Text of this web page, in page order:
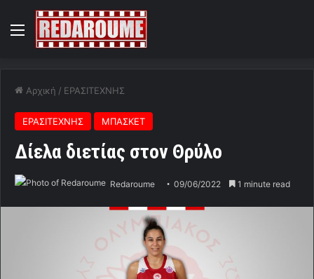
Menu
Αρχική / ΕΡΑΣΙΤΕΧΝΗΣ
ΕΡΑΣΙΤΕΧΝΗΣ ΜΠΑΣΚΕΤ
Δίελα διετίας στον Θρύλο
Redaroume 09/06/2022 1 minute read